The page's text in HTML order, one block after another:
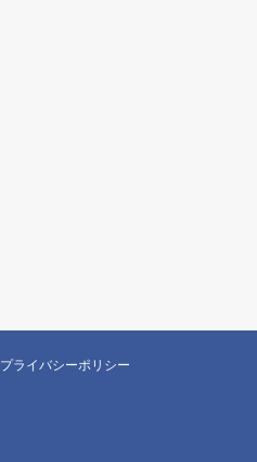
プライバシーポリシー